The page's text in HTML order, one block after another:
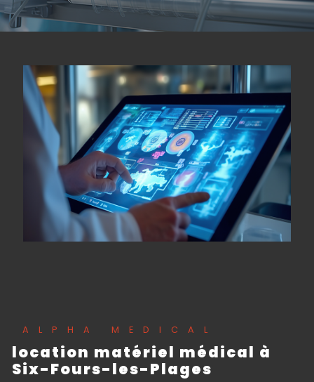
ALPHA MEDICAL
location matériel médical à
Six-Fours-les-Plages